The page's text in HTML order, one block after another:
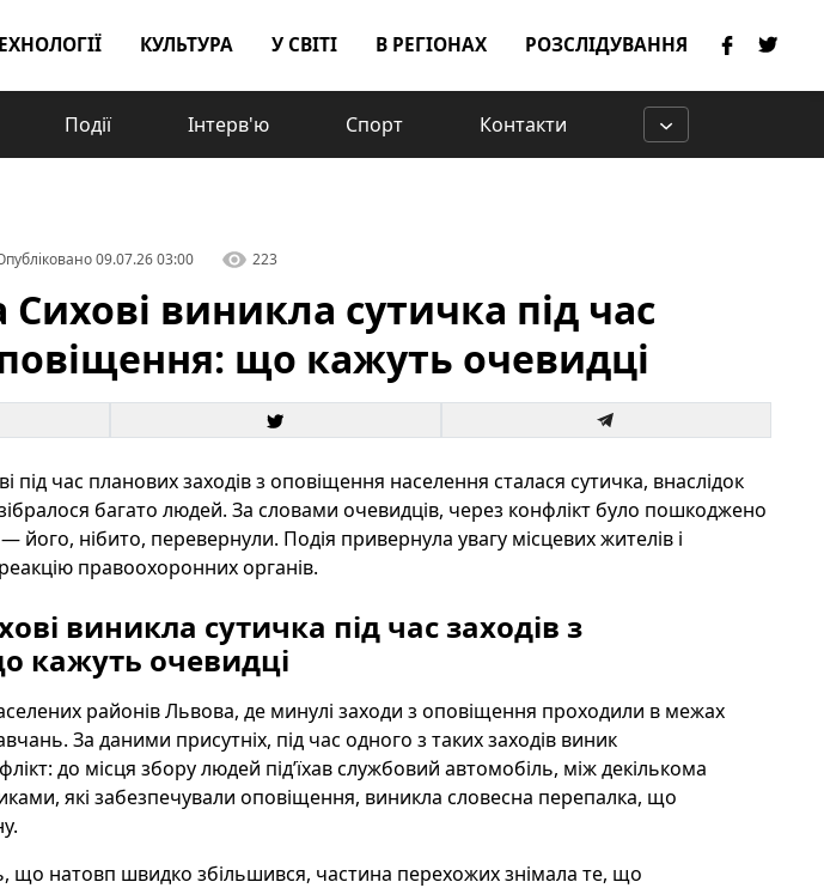
КУЛЬТУРА У СВІТІ В РЕГІОНАХ РОЗСЛІДУВАННЯ
Події Інтерв'ю Спорт Контакти
09.07.26 03:00 223
Сихові виникла сутичка під час
що кажуть очевидці
під час планових заходів з оповіщення населення сталася сутичка, внаслідок
зібралося багато людей. За словами очевидців, через конфлікт було пошкоджено
його, нібито, перевернули. Подія привернула увагу місцевих жителів і
правоохоронних органів.
виникла сутичка під час заходів з
кажуть очевидці
районів Львова, де минулі заходи з оповіщення проходили в межах
За даними присутніх, під час одного з таких заходів виник
до місця збору людей під’їхав службовий автомобіль, між декількома
які забезпечували оповіщення, виникла словесна перепалка, що
що натовп швидко збільшився, частина перехожих знімала те, що